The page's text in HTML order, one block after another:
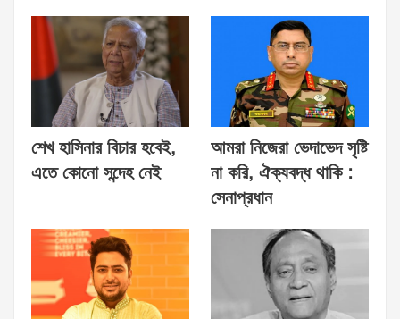
শেখ হাসিনার বিচার হবেই,
এতে কোনো সন্দেহ নেই
আমরা নিজেরা ভেদাভেদ সৃষ্টি
না করি, ঐক্যবদ্ধ থাকি :
সেনাপ্রধান